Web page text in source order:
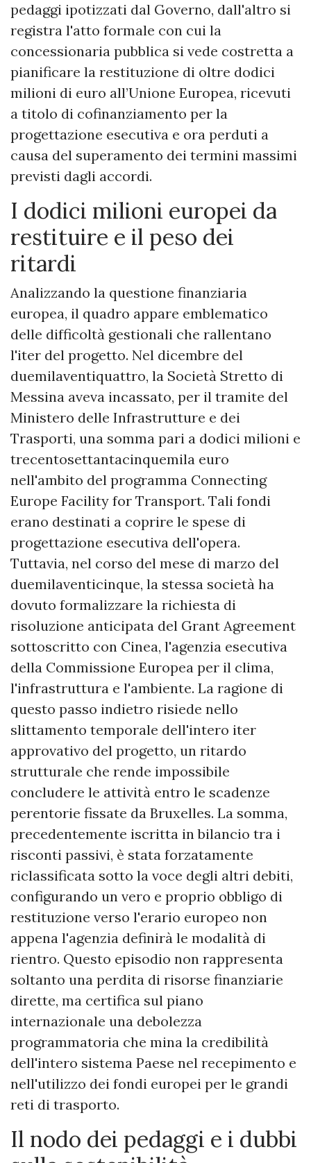
pedaggi ipotizzati dal Governo, dall'altro si
registra l'atto formale con cui la
concessionaria pubblica si vede costretta a
pianificare la restituzione di oltre dodici
milioni di euro all’Unione Europea, ricevuti
a titolo di cofinanziamento per la
progettazione esecutiva e ora perduti a
causa del superamento dei termini massimi
previsti dagli accordi.
I dodici milioni europei da
restituire e il peso dei
ritardi
Analizzando la questione finanziaria
europea, il quadro appare emblematico
delle difficoltà gestionali che rallentano
l'iter del progetto. Nel dicembre del
duemilaventiquattro, la Società Stretto di
Messina aveva incassato, per il tramite del
Ministero delle Infrastrutture e dei
Trasporti, una somma pari a dodici milioni e
trecentosettantacinquemila euro
nell'ambito del programma Connecting
Europe Facility for Transport. Tali fondi
erano destinati a coprire le spese di
progettazione esecutiva dell'opera.
Tuttavia, nel corso del mese di marzo del
duemilaventicinque, la stessa società ha
dovuto formalizzare la richiesta di
risoluzione anticipata del Grant Agreement
sottoscritto con Cinea, l'agenzia esecutiva
della Commissione Europea per il clima,
l'infrastruttura e l'ambiente. La ragione di
questo passo indietro risiede nello
slittamento temporale dell'intero iter
approvativo del progetto, un ritardo
strutturale che rende impossibile
concludere le attività entro le scadenze
perentorie fissate da Bruxelles. La somma,
precedentemente iscritta in bilancio tra i
risconti passivi, è stata forzatamente
riclassificata sotto la voce degli altri debiti,
configurando un vero e proprio obbligo di
restituzione verso l'erario europeo non
appena l'agenzia definirà le modalità di
rientro. Questo episodio non rappresenta
soltanto una perdita di risorse finanziarie
dirette, ma certifica sul piano
internazionale una debolezza
programmatoria che mina la credibilità
dell'intero sistema Paese nel recepimento e
nell'utilizzo dei fondi europei per le grandi
reti di trasporto.
Il nodo dei pedaggi e i dubbi